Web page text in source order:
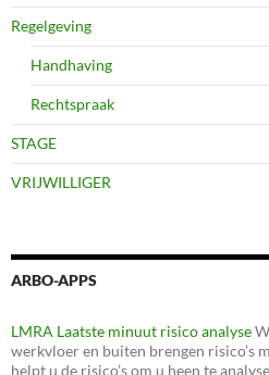
Regelgeving
Handhaving
Rechtspraak
STAGE
VRIJWILLIGER
ARBO-APPS
LMRA Laatste minuut risico analyse
werkvloer en buiten brengen risico’s
helpt u de risico’s om u heen te